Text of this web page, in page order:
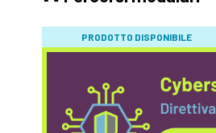
PRODOTTO DISPONIBILE